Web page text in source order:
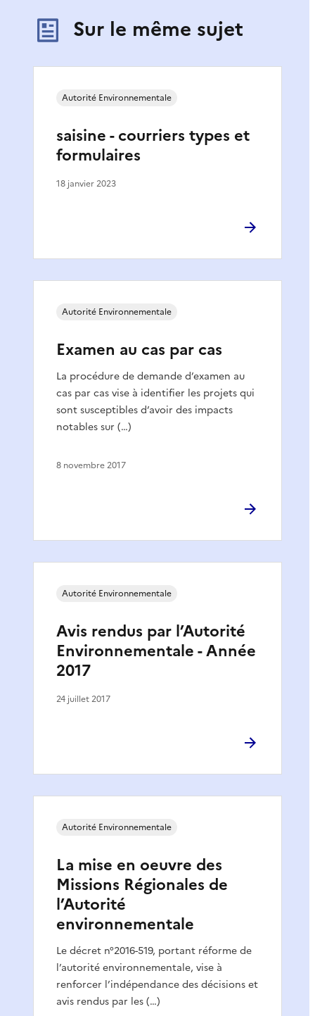
Sur le même sujet
saisine - courriers types et
formulaires
Autorité Environnementale
18 janvier 2023
Examen au cas par cas
La procédure de demande d’examen au
cas par cas vise à identifier les projets qui
sont susceptibles d’avoir des impacts
notables sur (…)
Autorité Environnementale
8 novembre 2017
Avis rendus par l’Autorité
Environnementale - Année
2017
Autorité Environnementale
24 juillet 2017
La mise en oeuvre des
Missions Régionales de
l’Autorité
environnementale
Le décret n°2016-519, portant réforme de
l’autorité environnementale, vise à
renforcer l’indépendance des décisions et
avis rendus par les (…)
Autorité Environnementale